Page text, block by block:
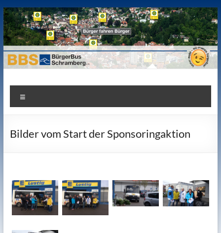
Zum
Inhalt
springen
Bürgerbus Schramberg e.V.
Bürger fahren Bürger. Gemeinnütziger Verein für die Mobilität
Bilder vom Start der Sponsoringaktion